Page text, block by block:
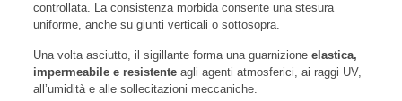
controllata. La consistenza morbida consente una stesura
uniforme, anche su giunti verticali o sottosopra.
Una volta asciutto, il sigillante forma una guarnizione elastica,
impermeabile e resistenteagli agenti atmosferici, ai raggi UV,
all’umidità e alle sollecitazioni meccaniche.